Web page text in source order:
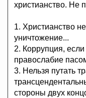
христианство. Не
1. Христианство
уничтожение...
2. Коррупция,
правослабие
3. Нельзя путать
стороны двух